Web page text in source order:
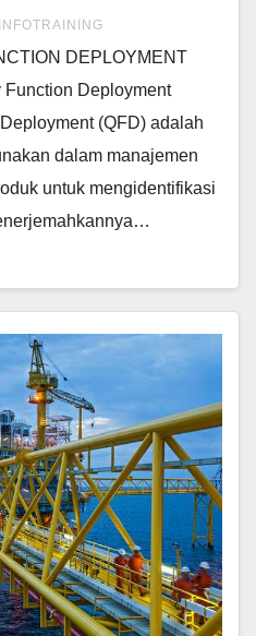
INFOTRAINING
DEPLOYMENT
Function Deployment
(QFD) adalah
dalam manajemen
untuk mengidentifikasi